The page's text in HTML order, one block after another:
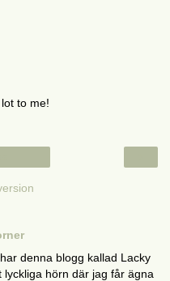
to me!
denna blogg kallad Lacky
lyckliga hörn där jag får ägna